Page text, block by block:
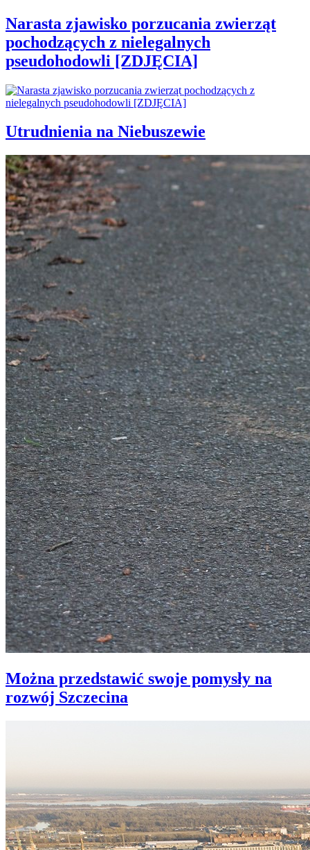
Narasta zjawisko porzucania zwierząt
pochodzących z nielegalnych
pseudohodowli [ZDJĘCIA]
Utrudnienia na Niebuszewie
Można przedstawić swoje pomysły na
rozwój Szczecina